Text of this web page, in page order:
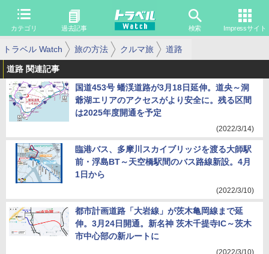
カテゴリ 過去記事 検索 Impressサイト
トラベル Watch 旅の方法 クルマ旅 道路
道路 関連記事
国道453号 蟠渓道路が3月18日延伸。道央～洞
爺湖エリアのアクセスがより安全に。残る区間
は2025年度開通を予定
(2022/3/14)
臨港バス、多摩川スカイブリッジを渡る大師駅
前・浮島BT～天空橋駅間のバス路線新設。4月
1日から
(2022/3/10)
都市計画道路「大岩線」が茨木亀岡線まで延
伸。3月24日開通。新名神 茨木千提寺IC～茨木
市中心部の新ルートに
(2022/3/10)